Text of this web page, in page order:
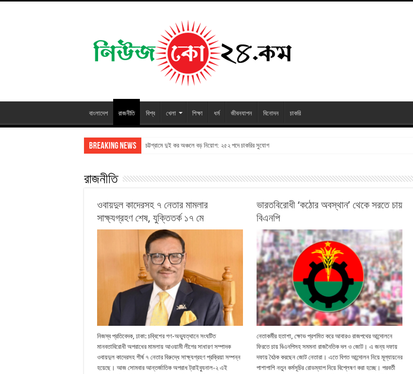
বাংলাদেশ রাজনীতি বিশ্ব খেলা শিক্ষা ধর্ম জীবনযাপন বিনোদন চাকরি
Breaking News চট্টগ্রামে দুই কর অঞ্চলে বড় নিয়োগ: ২৫২ পদে চাকরির সুযোগ
রাজনীতি
ওবায়দুল কাদেরসহ ৭ নেতার মামলার
সাক্ষ্যগ্রহণ শেষ, যুক্তিতর্ক ১৭ মে
নিজস্ব প্রতিবেদক, ঢাকা: চব্বিশের গণ-অভ্যুত্থানে সংঘটিত
মানবতাবিরোধী অপরাধের মামলায় আওয়ামী লীগের সাধারণ সম্পাদক
ওবায়দুল কাদেরসহ শীর্ষ ৭ নেতার বিরুদ্ধে সাক্ষ্যগ্রহণ প্রক্রিয়া সম্পন্ন
হয়েছে। আজ সোমবার আন্তর্জাতিক অপরাধ ট্রাইব্যুনাল-২ এই
ভারতবিরোধী ‘কঠোর অবস্থান’ থেকে সরতে চায়
বিএনপি
নেতাকর্মীর হতাশা, ক্ষোভ প্রশমিত করে আবারও রাজপথের আন্দোলনে
ফিরতে চায় বিএনপিসহ সমমনা রাজনৈতিক দল ও জোট। এ জন্য দফায়
দফায় বৈঠক করছেন জোট নেতারা। এতে বিগত আন্দোলন নিয়ে মূল্যায়নের
পাশাপাশি নতুন কর্মসূচির রোডম্যাপ নিয়ে বিশ্লেষণ করা হচ্ছে। পরবর্তী